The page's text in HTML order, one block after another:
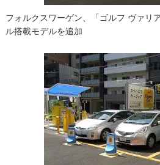
フォルクスワーゲン、「ゴルフ ヴァリ
ル搭載モデルを追加